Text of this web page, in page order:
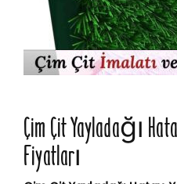
Çim Çit Yayladağı
Fiyatları